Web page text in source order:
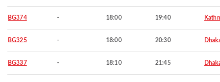
BG374 - 18:00 19:40
BG325 - 18:00 20:30
BG337 - 18:10 21:45